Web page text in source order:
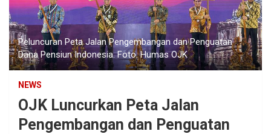
Peluncuran Peta Jalan Pengembangan dan Penguatan
Dana Pensiun Indonesia. Foto: Humas OJK
NEWS
OJK Luncurkan Peta Jalan
Pengembangan dan Penguatan